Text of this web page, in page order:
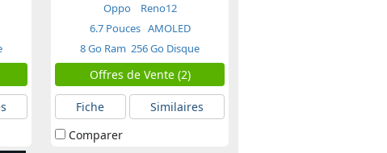
Oppo
Reno12
6.7 Pouces AMOLED
8 Go Ram 256 Go Disque
Offres de Vente (2)
Fiche
Similaires
Comparer